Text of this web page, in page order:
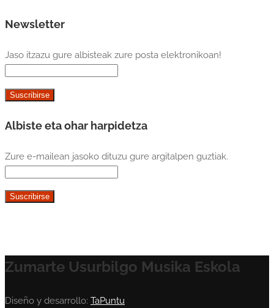
Newsletter
Jaso itzazu gure albisteak zure posta elektronikoan!
Albiste eta ohar harpidetza
Zure e-mailean jasoko dituzu gure argitalpen guztiak.
Zumarte Usurbilgo Musika Eskola
Diseño y desarrollo: TaPuntu